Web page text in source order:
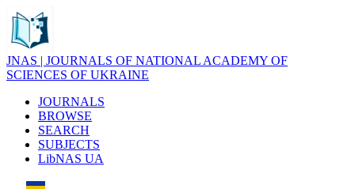
JNAS | JOURNALS OF NATIONAL ACADEMY OF
SCIENCES OF UKRAINE
JOURNALS
BROWSE
SEARCH
SUBJECTS
LibNAS UA